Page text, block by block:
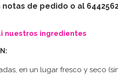
de pedido o al
nuestros ingredientes
en un lugar fresco y seco